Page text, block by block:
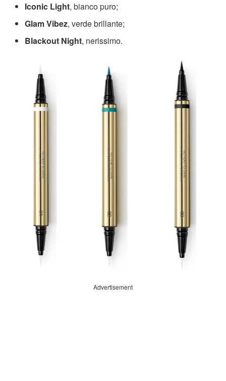
Iconic Light, bianco puro;
Glam Vibez, verde brillante;
Blackout Night, nerissimo.
Advertisement